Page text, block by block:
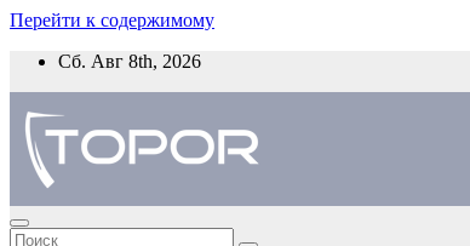
Перейти к содержимому
Сб. Авг 8th, 2026